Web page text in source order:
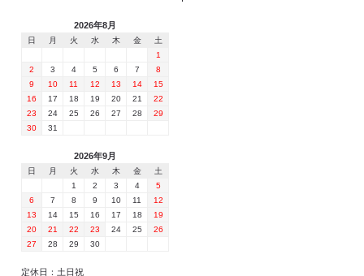
2026年8月
日 月 火 水 木 金
土
1
2
3 4 5 6 7
8
9
10 11 12 13 14
15
16
17 18 19 20 21
22
23
24 25 26 27 28
29
30
31
2026年9月
日 月 火 水 木 金
土
1
2 3 4
5
6
7 8 9 10 11
12
13
14 15 16 17 18
19
20
21 22 23 24 25
26
27
28 29 30
定休日：土日祝